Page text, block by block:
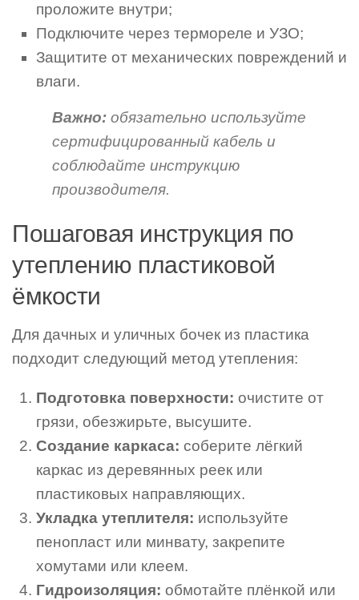
проложите внутри;
Подключите через термореле и УЗО;
Защитите от механических повреждений и
влаги.
Важно: обязательно используйте
сертифицированный кабель и
соблюдайте инструкцию
производителя.
Пошаговая инструкция по
утеплению пластиковой
ёмкости
Для дачных и уличных бочек из пластика
подходит следующий метод утепления:
Подготовка поверхности: очистите от
грязи, обезжирьте, высушите.
Создание каркаса: соберите лёгкий
каркас из деревянных реек или
пластиковых направляющих.
Укладка утеплителя: используйте
пенопласт или минвату, закрепите
хомутами или клеем.
Гидроизоляция: обмотайте плёнкой или